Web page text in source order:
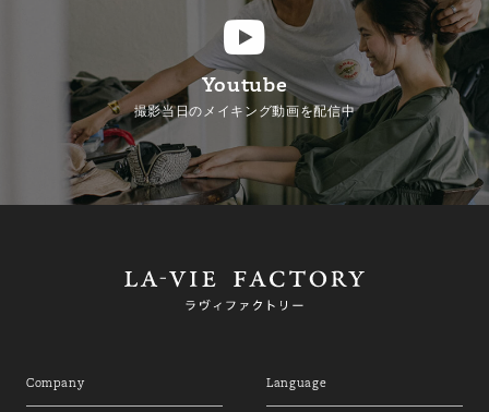
Youtube
撮影当日のメイキング動画を配信中
Company Language